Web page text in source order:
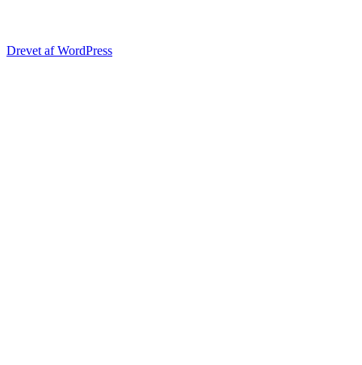
Drevet af WordPress